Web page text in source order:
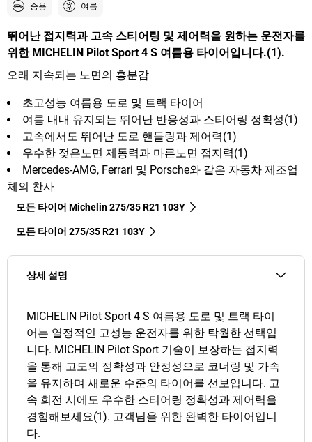
승용 여름
뛰어난 접지력과 고속 스티어링 및 제어력을 원하는 운전자를
위한 MICHELIN Pilot Sport 4 S 여름용 타이어입니다.(1).
오래 지속되는 노면의 흥분감
초고성능 여름용 도로 및 트랙 타이어
여름 내내 유지되는 뛰어난 반응성과 스티어링 정확성(1)
고속에서도 뛰어난 도로 핸들링과 제어력(1)
우수한 젖은노면 제동력과 마른노면 접지력(1)
Mercedes-AMG, Ferrari 및 Porsche와 같은 자동차 제조업
체의 찬사
모든 타이어 Michelin 275/35 R21 103Y
모든 타이어‎ 275/35 R21 103Y
상세 설명
MICHELIN Pilot Sport 4 S 여름용 도로 및 트랙 타이
어는 열정적인 고성능 운전자를 위한 탁월한 선택입
니다. MICHELIN Pilot Sport 기술이 보장하는 접지력
을 통해 고도의 정확성과 안정성으로 코너링 및 가속
을 유지하며 새로운 수준의 타이어를 선보입니다. 고
속 회전 시에도 우수한 스티어링 정확성과 제어력을
경험해보세요(1). 고객님을 위한 완벽한 타이어입니
다.